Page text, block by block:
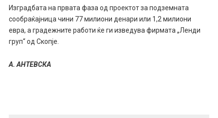
Изградбата на првата фаза од проектот за подземната
сообраќајница чини 77 милиони денари или 1,2 милиони
евра, а градежните работи ќе ги изведува фирмата „Ленди
груп“ од Скопје.
А. АНТЕВСКА